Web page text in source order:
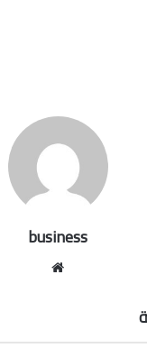
business